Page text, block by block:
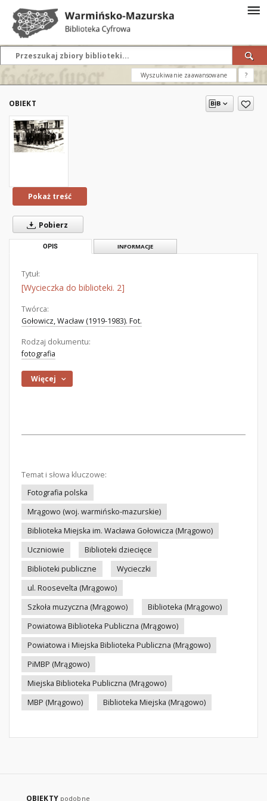
Wyszukiwanie zaawansowane ?
OBIEKT
Pokaż treść
Pobierz
OPIS INFORMACJE
Tytuł:
[Wycieczka do biblioteki. 2]
Twórca:
Gołowicz, Wacław (1919-1983). Fot.
Rodzaj dokumentu:
fotografia
Więcej
Temat i słowa kluczowe:
Fotografia polska
Mrągowo (woj. warmińsko-mazurskie)
Biblioteka Miejska im. Wacława Gołowicza (Mrągowo)
Uczniowie
Biblioteki dziecięce
Biblioteki publiczne
Wycieczki
ul. Roosevelta (Mrągowo)
Szkoła muzyczna (Mrągowo)
Biblioteka (Mrągowo)
Powiatowa Biblioteka Publiczna (Mrągowo)
Powiatowa i Miejska Biblioteka Publiczna (Mrągowo)
PiMBP (Mrągowo)
Miejska Biblioteka Publiczna (Mrągowo)
MBP (Mrągowo)
Biblioteka Miejska (Mrągowo)
OBIEKTY podobne